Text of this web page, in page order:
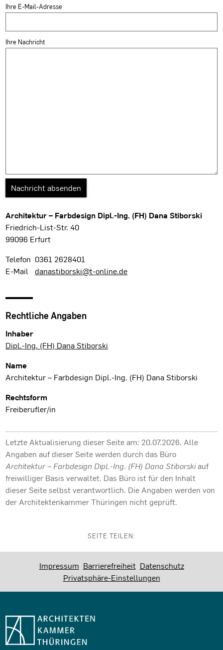
Ihre E-Mail-Adresse
Ihre Nachricht
Architektur – Farbdesign Dipl.-Ing. (FH) Dana Stiborski
Friedrich-List-Str. 40
99096 Erfurt
Telefon 0361 2628401
E-Mail danastiborski@t-online.de
Rechtliche Angaben
Inhaber
Dipl.-Ing. (FH) Dana Stiborski
Name
Architektur – Farbdesign Dipl.-Ing. (FH) Dana Stiborski
Rechtsform
Freiberufler/in
Letzte Aktualisierung dieser Seite am: 20.07.2026. Alle
Angaben auf dieser Seite werden durch das Büro
Architektur – Farbdesign Dipl.-Ing. (FH) Dana Stiborskiauf
freiwilliger Basis verwaltet. Das Büro ist für den Inhalt
dieser Seite selbst verantwortlich. Die Angaben werden von
der Architektenkammer Thüringen nicht geprüft.
SEITE TEILEN:
Impressum Barrierefreiheit Datenschutz
Privatsphäre-Einstellungen